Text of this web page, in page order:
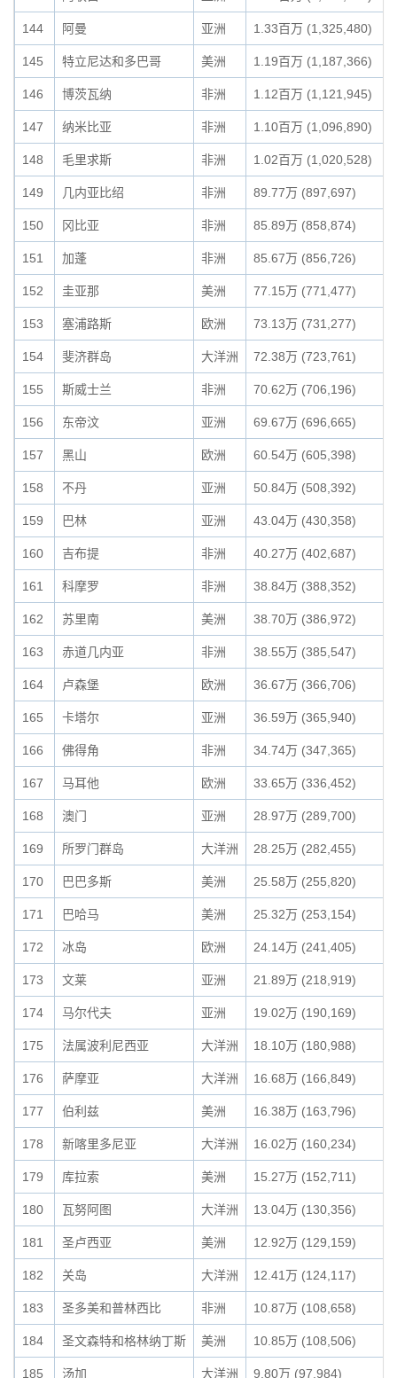
144 阿曼 亚洲 1.33百万 (1,325,480)
145 特立尼达和多巴哥 美洲 1.19百万 (1,187,366)
146 博茨瓦纳 非洲 1.12百万 (1,121,945)
147 纳米比亚 非洲 1.10百万 (1,096,890)
148 毛里求斯 非洲 1.02百万 (1,020,528)
149 几内亚比绍 非洲 89.77万 (897,697)
150 冈比亚 非洲 85.89万 (858,874)
151 加蓬 非洲 85.67万 (856,726)
152 圭亚那 美洲 77.15万 (771,477)
153 塞浦路斯 欧洲 73.13万 (731,277)
154 斐济群岛 大洋洲 72.38万 (723,761)
155 斯威士兰 非洲 70.62万 (706,196)
156 东帝汶 亚洲 69.67万 (696,665)
157 黑山 欧洲 60.54万 (605,398)
158 不丹 亚洲 50.84万 (508,392)
159 巴林 亚洲 43.04万 (430,358)
160 吉布提 非洲 40.27万 (402,687)
161 科摩罗 非洲 38.84万 (388,352)
162 苏里南 美洲 38.70万 (386,972)
163 赤道几内亚 非洲 38.55万 (385,547)
164 卢森堡 欧洲 36.67万 (366,706)
165 卡塔尔 亚洲 36.59万 (365,940)
166 佛得角 非洲 34.74万 (347,365)
167 马耳他 欧洲 33.65万 (336,452)
168 澳门 亚洲 28.97万 (289,700)
169 所罗门群岛 大洋洲 28.25万 (282,455)
170 巴巴多斯 美洲 25.58万 (255,820)
171 巴哈马 美洲 25.32万 (253,154)
172 冰岛 欧洲 24.14万 (241,405)
173 文莱 亚洲 21.89万 (218,919)
174 马尔代夫 亚洲 19.02万 (190,169)
175 法属波利尼西亚 大洋洲 18.10万 (180,988)
176 萨摩亚 大洋洲 16.68万 (166,849)
177 伯利兹 美洲 16.38万 (163,796)
178 新喀里多尼亚 大洋洲 16.02万 (160,234)
179 库拉索 美洲 15.27万 (152,711)
180 瓦努阿图 大洋洲 13.04万 (130,356)
181 圣卢西亚 美洲 12.92万 (129,159)
182 关岛 大洋洲 12.41万 (124,117)
183 圣多美和普林西比 非洲 10.87万 (108,658)
184 圣文森特和格林纳丁斯 美洲 10.85万 (108,506)
185 汤加 大洋洲 9.80万 (97,984)